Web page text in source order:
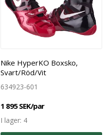
Nike HyperKO Boxsko,
Svart/Röd/Vit
634923-601
1 895 SEK/par
I lager: 4